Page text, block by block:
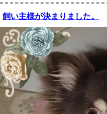
飼い主様が決まりました。